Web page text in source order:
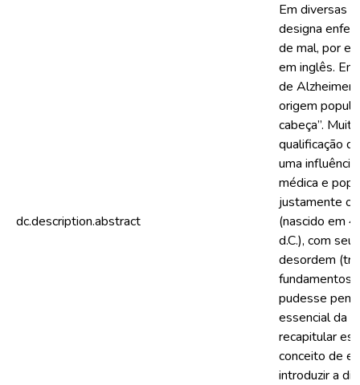
dc.description.abstract
Em diversas
designa
de mal, por
em inglês.
de Alzheimer
origem
cabeça”.
qualificação
uma
médica e
justamente o
(nascido em
d.C.), com
desordem
fundamentos
pudesse
essencial da
recapitular
conceito de
introduzir a